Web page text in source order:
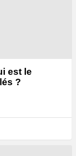
est le
?